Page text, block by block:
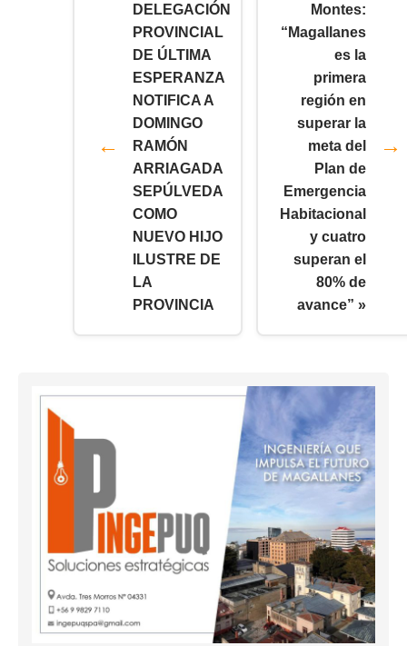
DELEGACIÓN
PROVINCIAL
DE ÚLTIMA
ESPERANZA
NOTIFICA A
DOMINGO
RAMÓN
ARRIAGADA
SEPÚLVEDA
COMO
NUEVO HIJO
ILUSTRE DE
LA
PROVINCIA
Montes:
“Magallanes
es la
primera
región en
superar la
meta del
Plan de
Emergencia
Habitacional
y cuatro
superan el
80% de
avance” »